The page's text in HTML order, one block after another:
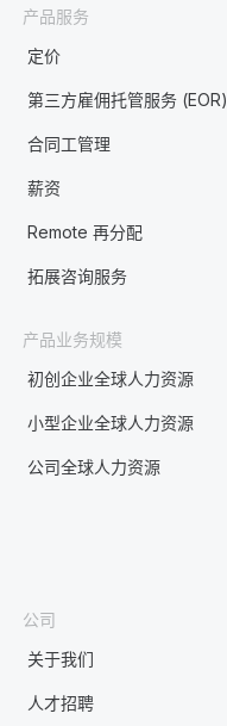
产品服务
定价
第三方雇佣托管服务 (EOR)
合同工管理
薪资
Remote 再分配
拓展咨询服务
产品业务规模
初创企业全球人力资源
小型企业全球人力资源
公司全球人力资源
公司
关于我们
人才招聘